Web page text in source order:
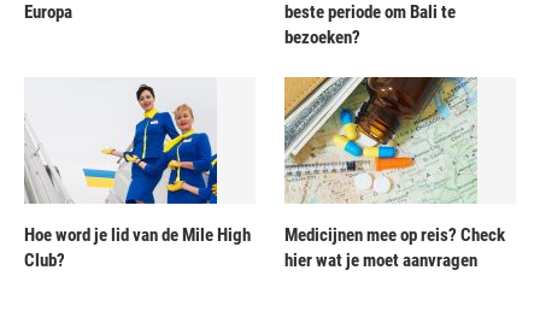
Europa
beste periode om Bali te
bezoeken?
Hoe word je lid van de Mile High
Club?
Medicijnen mee op reis? Check
hier wat je moet aanvragen